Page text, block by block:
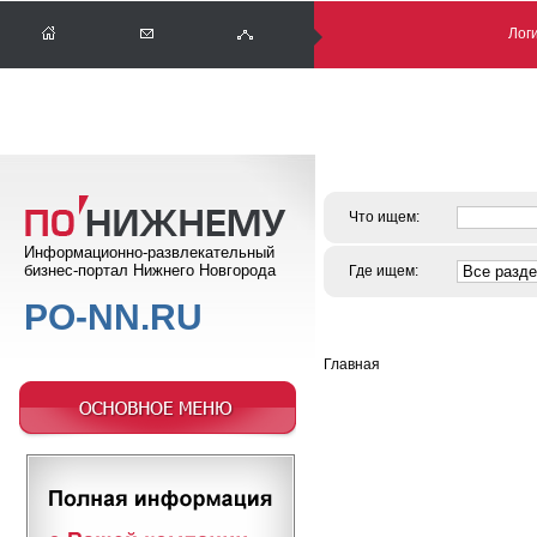
Что ищем:
Где ищем:
Главная
Информационно-развлекательный
бизнес-портал Нижнего Новгорода
PO-NN.RU